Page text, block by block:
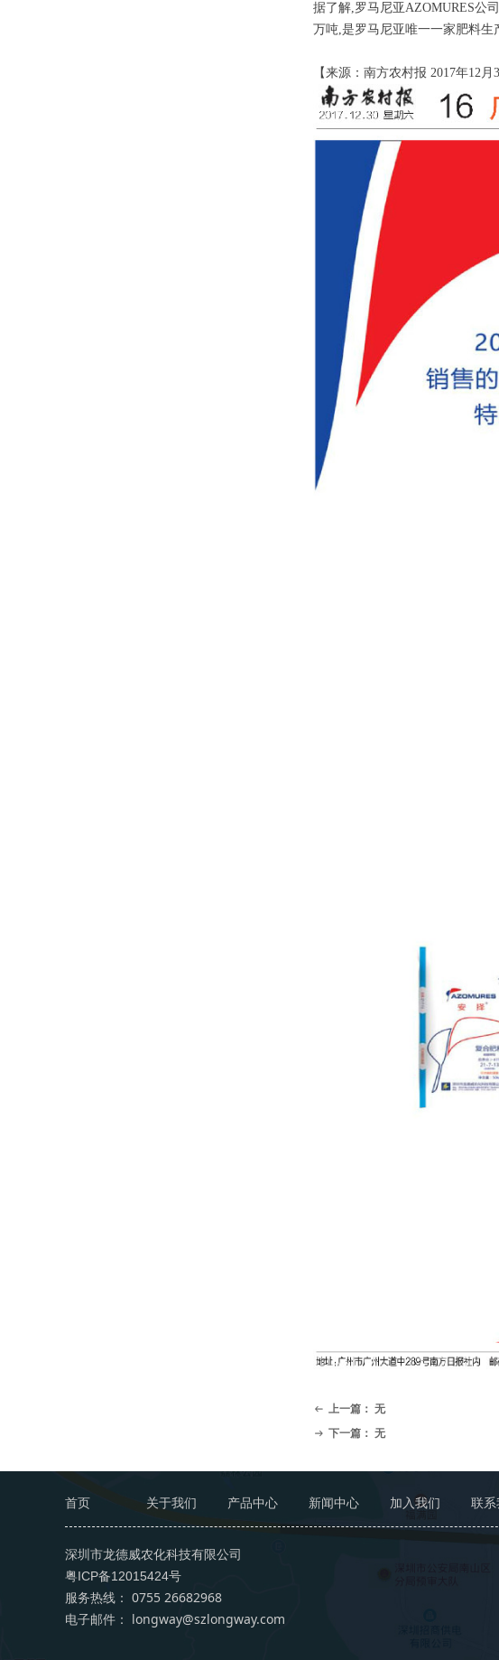
据了解,罗马尼亚AZOMURES公
万吨,是罗马尼亚唯一一家肥料生
【来源：南方农村报 2017年12月
ꂃ 上一篇： 无
ꁹ 下一篇： 无
深圳市龙德威农化科技有限公司
粤ICP备12015424号
服务热线： 0755 26682968
电子邮件： longway@szlongway.com
首页 关于我们 产品中心 新闻中心 加入我们 联系